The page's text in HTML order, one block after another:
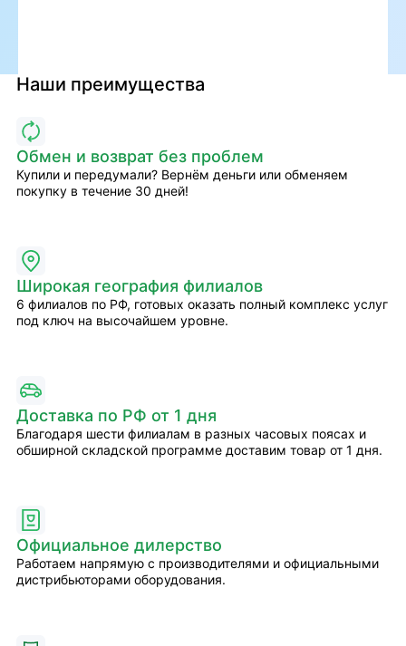
Наши преимущества
Обмен и возврат без проблем
Купили и передумали? Вернём деньги или обменяем
покупку в течение 30 дней!
Широкая география филиалов
6 филиалов по РФ, готовых оказать полный комплекс услуг
под ключ на высочайшем уровне.
Доставка по РФ от 1 дня
Благодаря шести филиалам в разных часовых поясах и
обширной складской программе доставим товар от 1 дня.
Официальное дилерство
Работаем напрямую с производителями и официальными
дистрибьюторами оборудования.